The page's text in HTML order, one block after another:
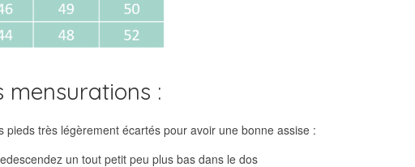
mensurations :
très légèrement écartés pour avoir une bonne assise :
un tout petit peu plus bas dans le dos